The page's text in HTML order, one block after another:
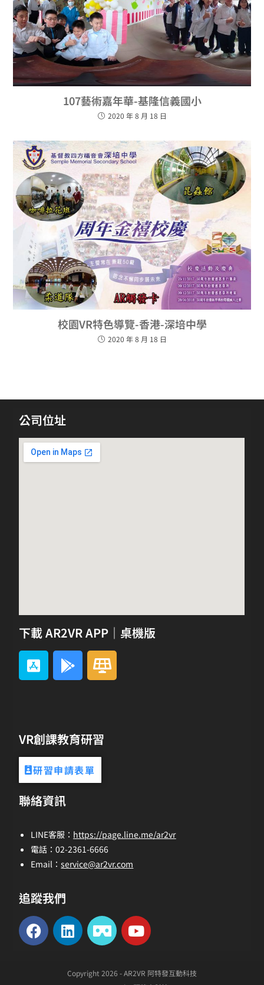
107藝術嘉年華-基隆信義國小
2020 年 8 月 18 日
校園VR特色導覽-香港-深培中學
2020 年 8 月 18 日
公司位址
下載 AR2VR APP｜桌機版
VR創課教育研習
研習申請表單
聯絡資訊
LINE客服： https://page.line.me/ar2vr
電話：02-2361-6666
Email：service@ar2vr.com
追蹤我們
Copyright 2026 - AR2VR 阿特發互動科技